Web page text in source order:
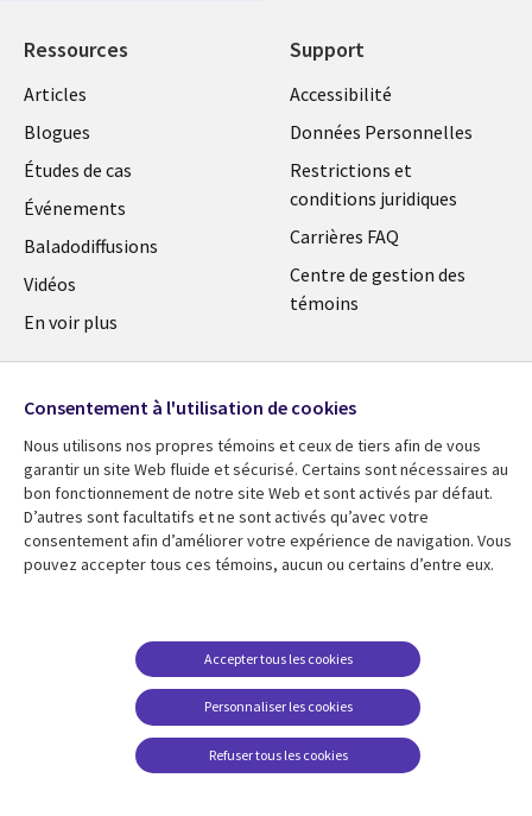
Ressources
Articles
Blogues
Études de cas
Événements
Baladodiffusions
Vidéos
En voir plus
Support
Accessibilité
Données Personnelles
Restrictions et
conditions juridiques
Carrières FAQ
Centre de gestion des
témoins
Consentement à l'utilisation de cookies
Nous utilisons nos propres témoins et ceux de tiers afin de vous
garantir un site Web fluide et sécurisé. Certains sont nécessaires au
bon fonctionnement de notre site Web et sont activés par défaut.
D’autres sont facultatifs et ne sont activés qu’avec votre
consentement afin d’améliorer votre expérience de navigation. Vous
pouvez accepter tous ces témoins, aucun ou certains d’entre eux.
Personnaliser les cookies
Accepter tous les cookies
Refuser tous les cookies